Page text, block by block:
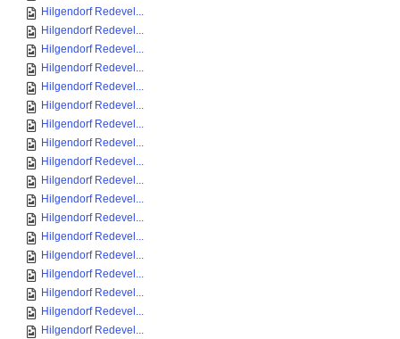
Hilgendorf Redevel...
Hilgendorf Redevel...
Hilgendorf Redevel...
Hilgendorf Redevel...
Hilgendorf Redevel...
Hilgendorf Redevel...
Hilgendorf Redevel...
Hilgendorf Redevel...
Hilgendorf Redevel...
Hilgendorf Redevel...
Hilgendorf Redevel...
Hilgendorf Redevel...
Hilgendorf Redevel...
Hilgendorf Redevel...
Hilgendorf Redevel...
Hilgendorf Redevel...
Hilgendorf Redevel...
Hilgendorf Redevel...